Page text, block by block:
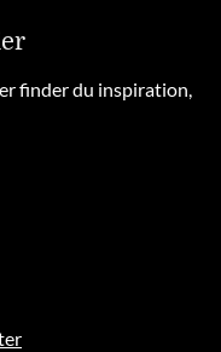
finder du inspiration,